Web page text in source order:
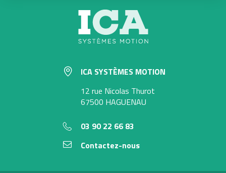
ICA SYSTÈMES MOTION
12 rue Nicolas Thurot
67500 HAGUENAU
03 90 22 66 83
Contactez-nous